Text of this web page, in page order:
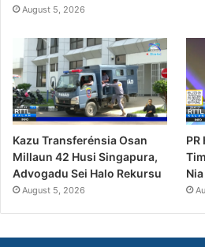
August 5, 2026
Kazu Transferénsia Osan
Millaun 42 Husi Singapura,
Advogadu Sei Halo Rekursu
August 5, 2026
PR